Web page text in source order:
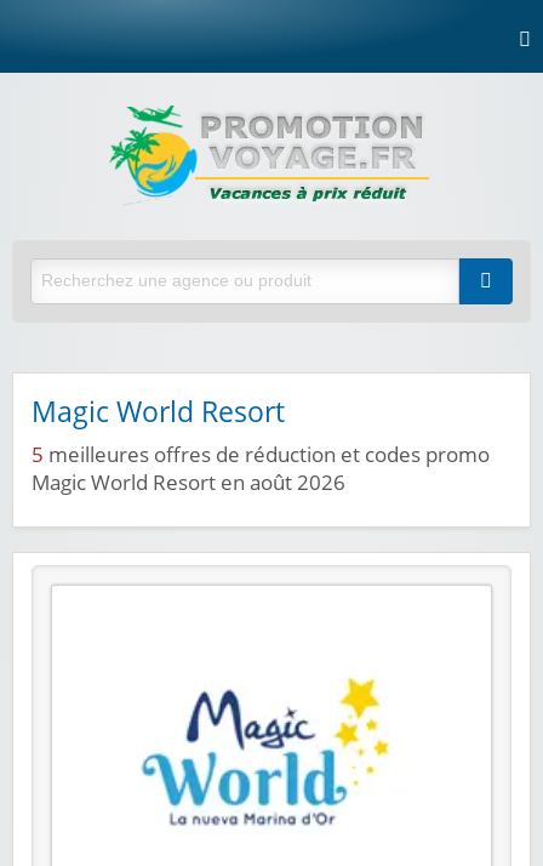
Magic World Resort
5 meilleures offres de réduction et codes promo
Magic World Resort en août 2026